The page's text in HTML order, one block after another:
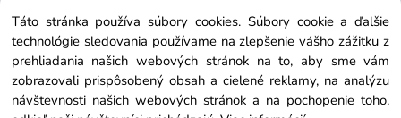
Táto stránka používa súbory cookies. Súbory cookie a ďalšie
technológie sledovania používame na zlepšenie vášho zážitku z
prehliadania našich webových stránok na to, aby sme vám
zobrazovali prispôsobený obsah a cielené reklamy, na analýzu
návštevnosti našich webových stránok a na pochopenie toho,